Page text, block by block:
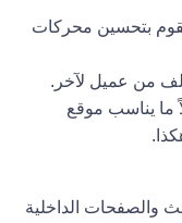
بتحسين محركات
من عميل لآخر.
ما يناسب موقع
والصفحات الداخلية